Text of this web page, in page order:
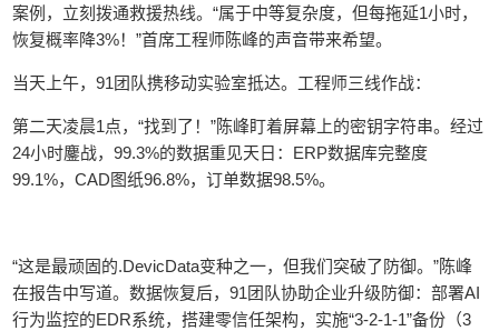
案例，立刻拨通救援热线。“属于中等复杂度，但每拖延1小时，
恢复概率降3%！”首席工程师陈峰的声音带来希望。
当天上午，91团队携移动实验室抵达。工程师三线作战：
第二天凌晨1点，“找到了！”陈峰盯着屏幕上的密钥字符串。经过
24小时鏖战，99.3%的数据重见天日：ERP数据库完整度
99.1%，CAD图纸96.8%，订单数据98.5%。
“这是最顽固的.DevicData变种之一，但我们突破了防御。”陈峰
在报告中写道。数据恢复后，91团队协助企业升级防御：部署AI
行为监控的EDR系统，搭建零信任架构，实施“3-2-1-1”备份（3